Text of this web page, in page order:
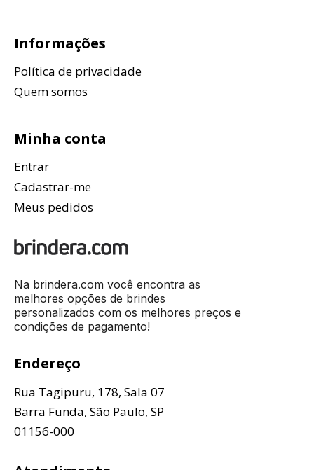
Informações
Política de privacidade
Quem somos
Minha conta
Entrar
Cadastrar-me
Meus pedidos
Na brindera.com você encontra as
melhores opções de brindes
personalizados com os melhores preços e
condições de pagamento!
Endereço
Rua Tagipuru, 178, Sala 07
Barra Funda, São Paulo, SP
01156-000